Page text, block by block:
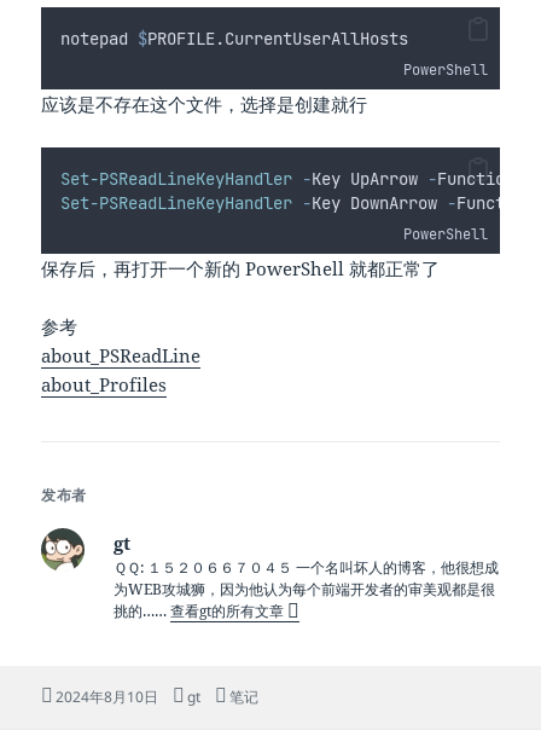
notepad $PROFILE.CurrentUserAllHosts
PowerShell
应该是不存在这个文件，选择是创建就行
Set-PSReadLineKeyHandler -Key UpArrow -Function
Set-PSReadLineKeyHandler -Key DownArrow -Function
PowerShell
保存后，再打开一个新的 PowerShell 就都正常了
参考
about_PSReadLine
about_Profiles
发布者
gt
ＱＱ: １５２０６６７０４５ 一个名叫坏人的博客，他很想成
为WEB攻城狮，因为他认为每个前端开发者的审美观都是很
挑的……查看gt的所有文章
发
2024年8月10日
作
gt
分
笔记